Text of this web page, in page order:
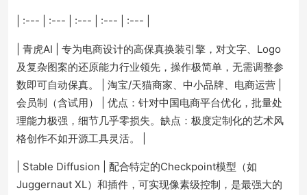
| :--- | :--- | :--- | :--- | :--- |
| 青虎AI | 专为电商设计的高保真换装引擎，对文字、Logo
及复杂图案的还原能力行业领先，操作极简单，无需调整参
数即可自动保真。 | 淘宝/天猫商家、中小品牌、电商运营 |
会员制（含试用） | 优点：针对中国电商平台优化，批量处
理能力极强，细节几乎零损失。缺点：极度定制化的艺术风
格创作不如开源工具灵活。 |
| Stable Diffusion | 配合特定的Checkpoint模型（如
Juggernaut XL）和插件，可实现像素级控制，是最强大的